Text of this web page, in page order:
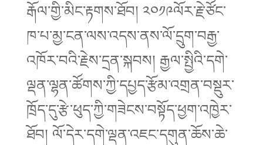
རྒོལ་གྱི་མིང་རྟགས་ཐོབ། ༢༠༡༩ལོར་རྗེ་ཙོང་
ཁ་པ་མྱ་ངན་ལས་འདས་ནས་ལོ་དྲུག་བརྒྱ་
འཁོར་བའི་རྗེས་དྲན་སྐབས། རྒྱལ་སྤྱིའི་དགེ་
ལྡན་ལྷན་ཚོགས་ཀྱི་དཔྱད་རྩོམ་འགྲན་བསྡུར་
ཁྲོད་དུ་རྩེ་ཕུད་ཀྱི་གཟེངས་བསྟོད་ཕྱག་འཁྱེར་
ཐོབ། ལོ་དེར་དགེ་ལྡན་འཇང་དགུན་ཆོས་ཆེ་